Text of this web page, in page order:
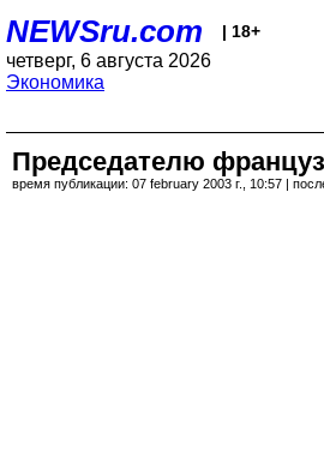
NEWSru.com | 18+
четверг, 6 августа 2026
Экономика
Председателю
время публикации: 07 february 2003 г., 10:57 |